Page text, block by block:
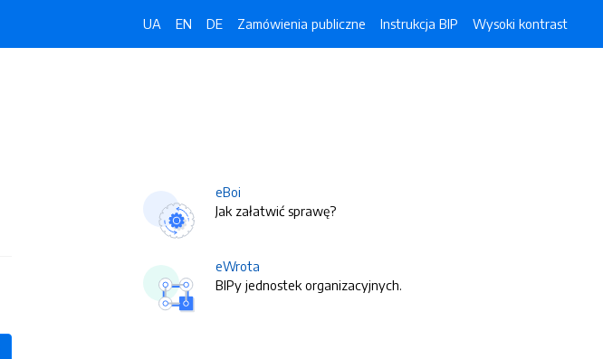
UA EN DE Zamówienia publiczne Instrukcja BIP Wysoki kontrast
eBoi
Jak załatwić sprawę?
eWrota
BIPy jednostek organizacyjnych.